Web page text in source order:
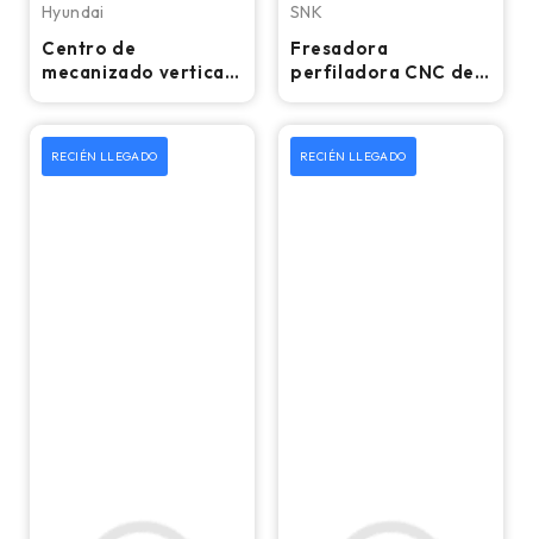
Hyundai
Centro de
mecanizado vertical
- Fresadora
SNK
Fresadora
perfiladora CNC de 5
120B/5 - 15.000 RPM,
cono 50, TCS
RECIÉN LLEGADO RECIÉN LLEGADO